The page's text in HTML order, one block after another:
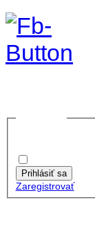
Prihlásiť sa
Zaregistrovať